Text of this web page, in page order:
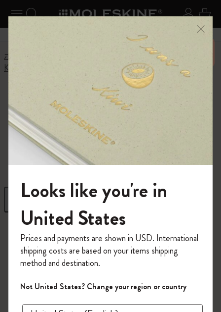
ナビゲーションの切替 ログ
検索 (キーワードなど) カ
6,500円以上のご購入で送料無料 メニ
ーを閉じる
ホーム
ライティングツール
Kaweco x モレスキン
Kaweco Ballpoint Pen
Kaweco Ballpoint Pen
Kaweco design stems from a time when tradition
and craftsmanship went hand in hand.
フィルター 並び替え
4 プロダクツ
モレスキンの世界へようこそ
「WELCOME10」を入力すると、初回注
文が10%オフ＋送料無料になります。セ
ール・アウトレット品は適用外。
Moleskineアカウントを作成して限定オフ
ァーや会員特典、さらに多くのインスピ
レーションを手に入れましょう。
Looks like you're in
United States
Prices and payments are shown in USD. International
shipping costs are based on your items shipping
method and destination.
Not United States? Change your region or country